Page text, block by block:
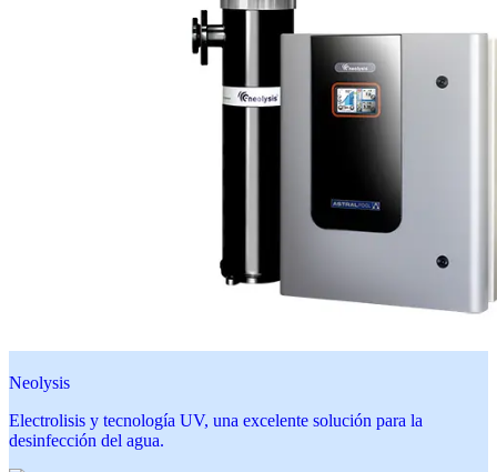
Neolysis
Electrolisis y tecnología UV, una excelente solución para la
desinfección del agua.